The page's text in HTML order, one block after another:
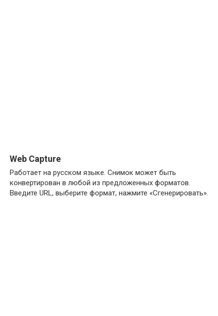
Web Capture
Работает на русском языке. Снимок может быть
конвертирован в любой из предложенных форматов.
Введите URL, выберите формат, нажмите «Сгенерировать».